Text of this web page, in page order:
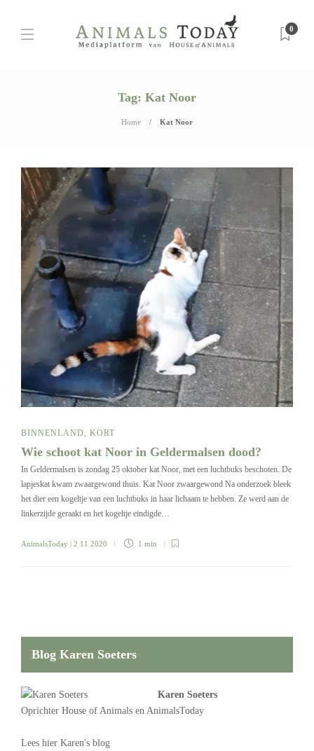
0
Tag: Kat Noor
Home Kat Noor
BINNENLAND, KORT
Wie schoot kat Noor in Geldermalsen dood?
In Geldermalsen is zondag 25 oktober kat Noor, met een luchtbuks beschoten. De
lapjeskat kwam zwaargewond thuis. Kat Noor zwaargewond Na onderzoek bleek
het dier een kogeltje van een luchtbuks in haar lichaam te hebben. Ze werd aan de
linkerzijde geraakt en het kogeltje eindigde…
AnimalsToday | 2 11 2020 1 min
Blog Karen Soeters
Karen Soeters
Oprichter House of Animals en AnimalsToday
Lees hier Karen's blog